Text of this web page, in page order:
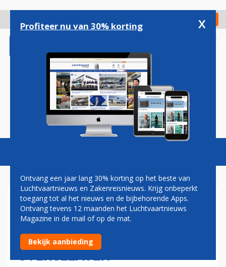
gaan
Check in
Magazine Podcasts Vacatures
VAKBONDEN WILLEN DAT
KRIMPBESLUIT SCHIPHOL
AAN NIEUW KABINET WORDT
OVERGELATEN
Profiteer nu van 30% korting x
Ontvang een jaar lang 30% korting op het beste van
Luchtvaartnieuws en Zakenreisnieuws. Krijg onbeperkt
toegang tot al het nieuws en de bijbehorende Apps.
Ontvang tevens 12 maanden het Luchtvaartnieuws
Magazine in de mail of op de mat.
Bekijk aanbieding